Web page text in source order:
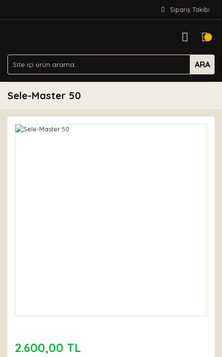
Sipariş Takibi
ARA
Sele-Master 50
2.600,00 TL